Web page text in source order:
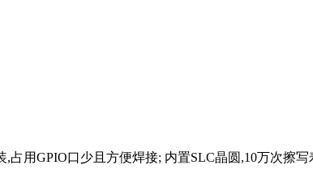
用GPIO口少且方便焊接; 内置SLC晶圆,10万次擦